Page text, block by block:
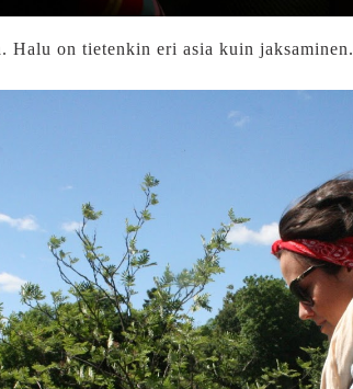
Halu on tietenkin eri asia kuin jaksaminen.